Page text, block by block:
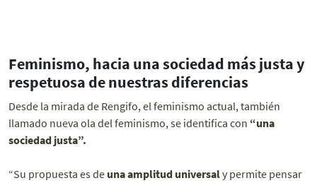
Feminismo, hacia una sociedad más justa y
respetuosa de nuestras diferencias
Desde la mirada de Rengifo, el feminismo actual, también
llamado nueva ola del feminismo, se identifica con “una
sociedad justa”.
“Su propuesta es de una amplitud universaly permite pensar